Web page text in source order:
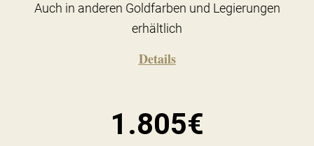
Auch in anderen Goldfarben und Legierungen
erhältlich
Details
1.805€